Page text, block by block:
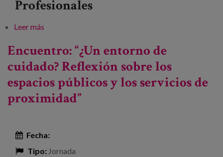
Profesionales
Leer más
Encuentro: “¿Un entorno de
cuidado? Reflexión sobre los
espacios públicos y los servicios de
proximidad”
Fecha:
Tipo: Jornada